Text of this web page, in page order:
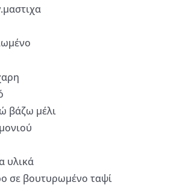
βάζω μέλι
υλικά
σε βουτυρωμένο ταψί